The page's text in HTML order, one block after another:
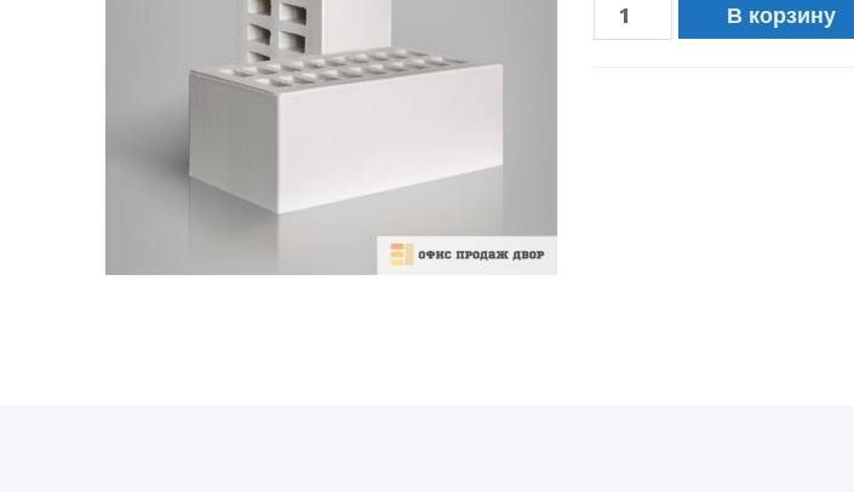
В корзину